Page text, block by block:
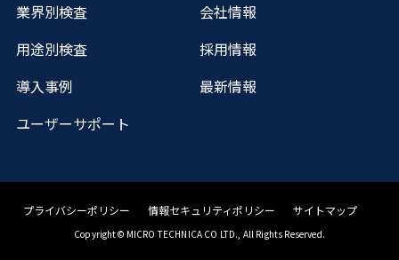
業界別検査
用途別検査
導入事例
ユーザーサポート
会社情報
採用情報
最新情報
プライバシーポリシー 情報セキュリティポリシー サイトマップ
Copyright© MICRO TECHNICA CO LTD., All Rights Reserved.